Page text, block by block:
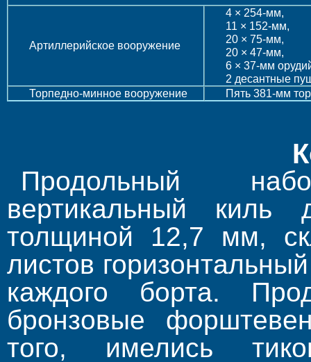
Артиллерийское вооружение
4 × 254-мм,
11 × 152-мм,
20 × 75-мм,
20 × 47-мм,
6 × 37-мм
2 десантные
Торпедно-минное вооружение
Пять 381-мм
Продольный
вертикальный
толщиной 12,7 мм,
листов
каждого борта.
бронзовые
того, имелись